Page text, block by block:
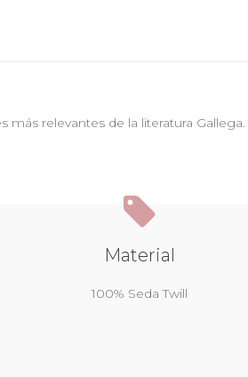
más relevantes de la literatura Gallega.
Material
100% Seda Twill